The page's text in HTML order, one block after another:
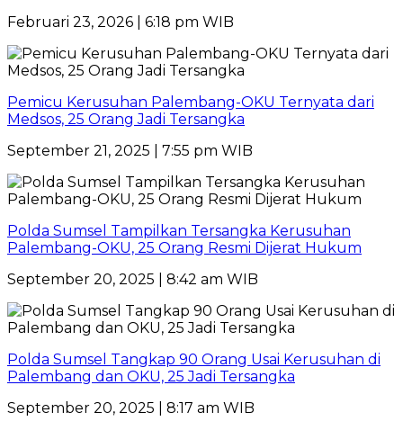
Februari 23, 2026 | 6:18 pm WIB
Pemicu Kerusuhan Palembang-OKU Ternyata dari
Medsos, 25 Orang Jadi Tersangka
September 21, 2025 | 7:55 pm WIB
Polda Sumsel Tampilkan Tersangka Kerusuhan
Palembang-OKU, 25 Orang Resmi Dijerat Hukum
September 20, 2025 | 8:42 am WIB
Polda Sumsel Tangkap 90 Orang Usai Kerusuhan di
Palembang dan OKU, 25 Jadi Tersangka
September 20, 2025 | 8:17 am WIB